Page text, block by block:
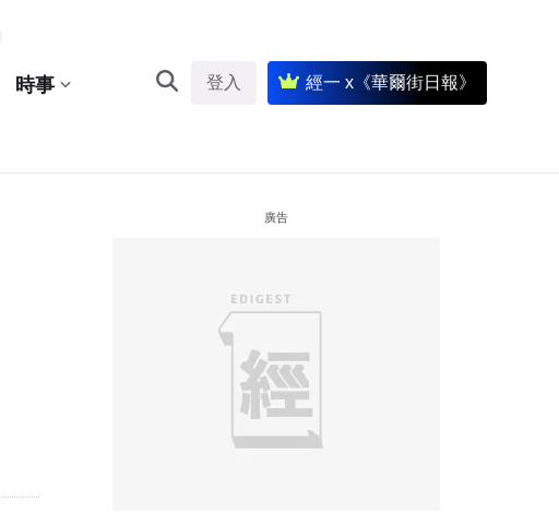
時事 登入 經一 x《華爾街日報》
廣告